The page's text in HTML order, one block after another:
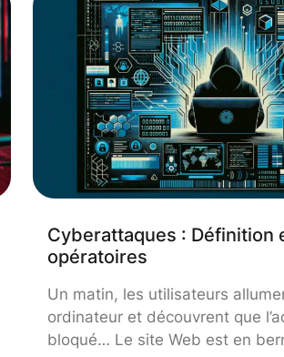
vous propose un guide complet
malwares.
Cyberattaques : Définition
opératoires
Un matin, les utilisateurs
ordinateur et découvrent que
bloqué… Le site Web est en